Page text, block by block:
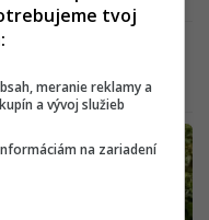
zbraň z Číny: Jediný
tvoj
meranie reklamy a
a vývoj služieb
na zariadení